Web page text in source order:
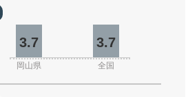
3.7 3.7
岡山県 全国